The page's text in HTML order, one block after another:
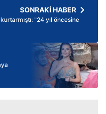
SONRAKİ HABER
kurtarmıştı: "24 yıl öncesine